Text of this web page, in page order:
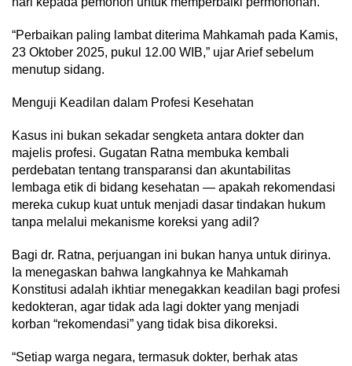
“Perbaikan paling lambat diterima Mahkamah pada Kamis,
23 Oktober 2025, pukul 12.00 WIB,” ujar Arief sebelum
menutup sidang.
Menguji Keadilan dalam Profesi Kesehatan
Kasus ini bukan sekadar sengketa antara dokter dan
majelis profesi. Gugatan Ratna membuka kembali
perdebatan tentang transparansi dan akuntabilitas
lembaga etik di bidang kesehatan — apakah rekomendasi
mereka cukup kuat untuk menjadi dasar tindakan hukum
tanpa melalui mekanisme koreksi yang adil?
Bagi dr. Ratna, perjuangan ini bukan hanya untuk dirinya.
Ia menegaskan bahwa langkahnya ke Mahkamah
Konstitusi adalah ikhtiar menegakkan keadilan bagi profesi
kedokteran, agar tidak ada lagi dokter yang menjadi
korban “rekomendasi” yang tidak bisa dikoreksi.
“Setiap warga negara, termasuk dokter, berhak atas